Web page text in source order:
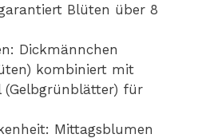
Blüten über 8
Dickmännchen
kombiniert mit
(Gelbgrünblätter) für
Mittagsblumen